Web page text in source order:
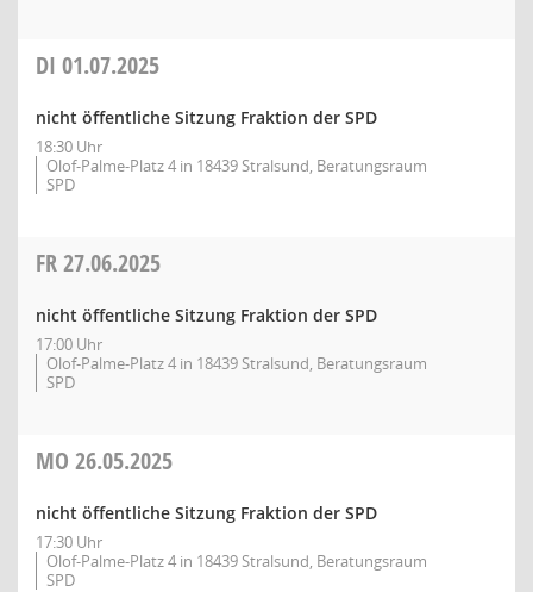
DI 01.07.2025
nicht öffentliche Sitzung Fraktion der SPD
18:30 Uhr
Olof-Palme-Platz 4 in 18439 Stralsund, Beratungsraum
SPD
FR27.06.2025
nicht öffentliche Sitzung Fraktion der SPD
17:00 Uhr
Olof-Palme-Platz 4 in 18439 Stralsund, Beratungsraum
SPD
MO 26.05.2025
nicht öffentliche Sitzung Fraktion der SPD
17:30 Uhr
Olof-Palme-Platz 4 in 18439 Stralsund, Beratungsraum
SPD